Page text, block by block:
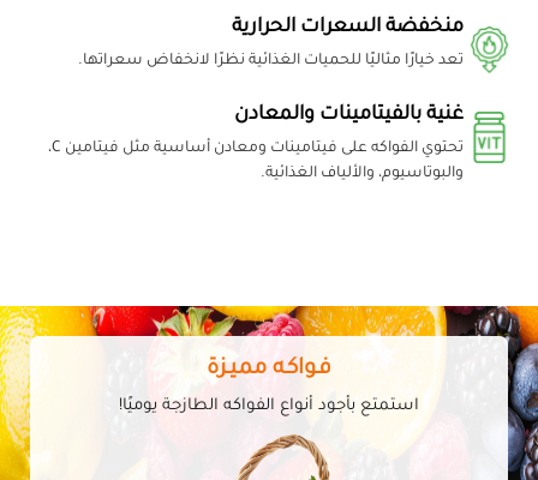
منخفضة السعرات الحرارية
تعد خيارًا مثاليًا للحميات الغذائية نظرًا لانخفاض سعراتها.
غنية بالفيتامينات والمعادن
تحتوي الفواكه على فيتامينات ومعادن أساسية مثل فيتامين C،
والبوتاسيوم، والألياف الغذائية.
فـواكـه مميـزة
استمتع بأجود أنواع الفواكه الطازجة يوميًا!